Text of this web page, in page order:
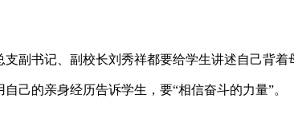
副书记、副校长刘秀祥都要给学生讲述自己背着
己的亲身经历告诉学生，要“相信奋斗的力量”。